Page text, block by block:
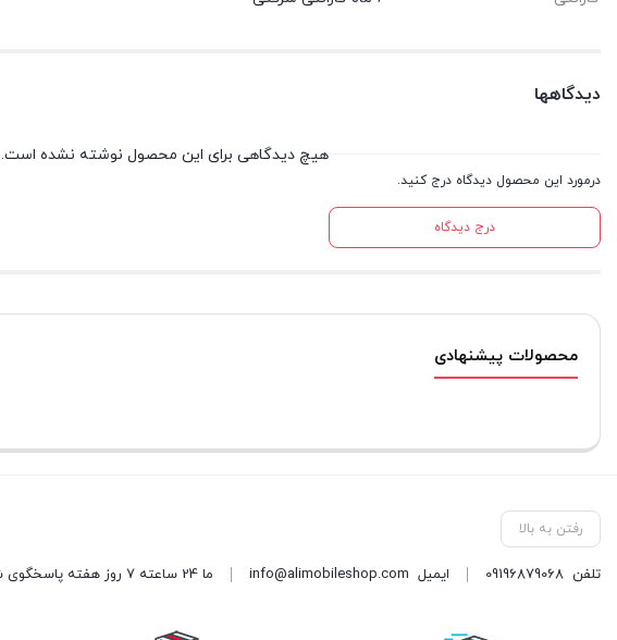
دیدگاهها
درمورد این محصول دیدگاه درج کنید.
درج دیدگاه
هیچ دیدگاهی برای این محصول نوشته نشده است.
محصولات پیشنهادی
رفتن به بالا
تلفن 09196879068 ایمیل info@alimobileshop.com ما 24 ساعته 7 روز هفته پاسخگوی شما هستیم